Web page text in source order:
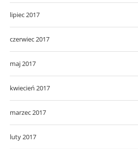
lipiec 2017
czerwiec 2017
maj 2017
kwiecień 2017
marzec 2017
luty 2017